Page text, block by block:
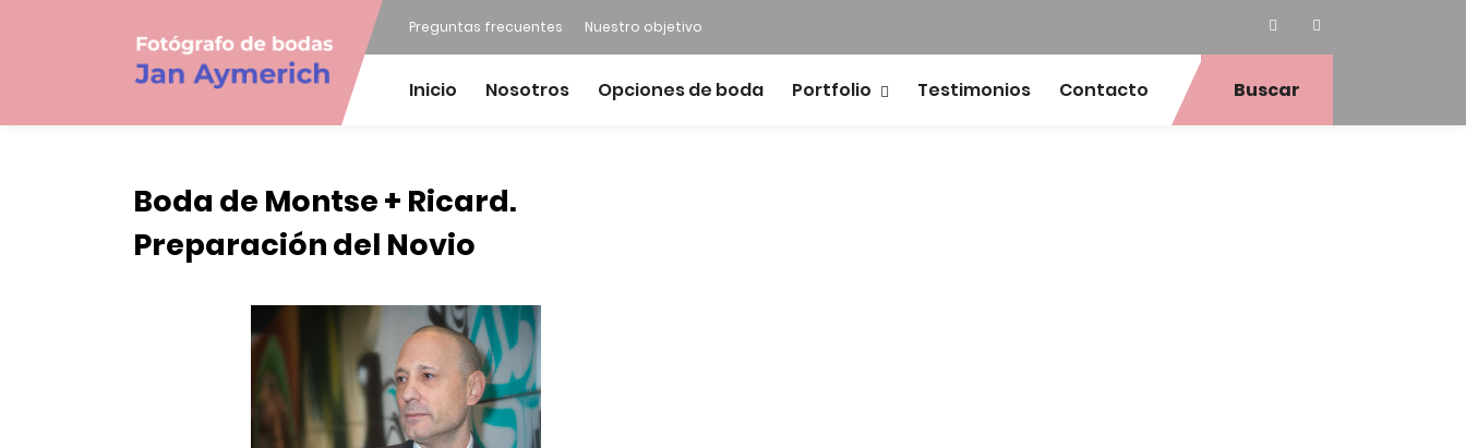
Preguntas frecuentes Nuestro objetivo
Inicio Nosotros Opciones de boda Portfolio Testimonios Contacto Buscar
Boda de Montse + Ricard.
Preparación del Novio